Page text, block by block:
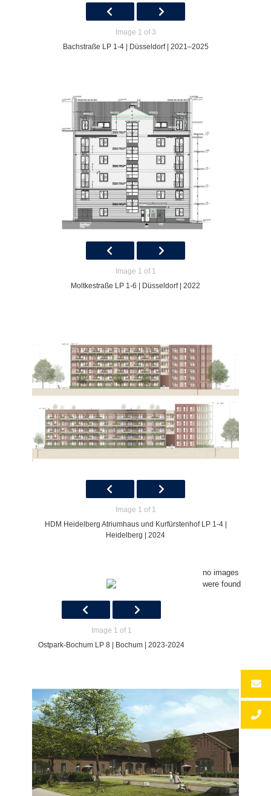
Image 1 of 3
Bachstraße LP 1-4 | Düsseldorf | 2021–2025
Image 1 of 1
Moltkestraße LP 1-6 | Düsseldorf | 2022
Image 1 of 1
HDM Heidelberg Atriumhaus und Kurfürstenhof LP 1-4 |
Heidelberg | 2024
Image 1 of 1
Ostpark-Bochum LP 8 | Bochum | 2023-2024
no images
were found